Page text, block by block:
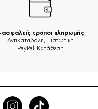
ασφαλείς τρόποι πληρωμής
Αντικαταβολή, Πιστωτική
PayPal, Κατάθεση